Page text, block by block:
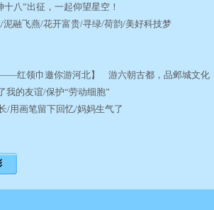
十八”出征，一起仰望星空！
泥融飞燕/花开富贵/寻绿/荷韵/美好科技梦
——红领巾邀你游河北】 游六朝古都，品邺城文化
我的友谊/保护“劳动细胞”
/用画笔留下回忆/妈妈生气了